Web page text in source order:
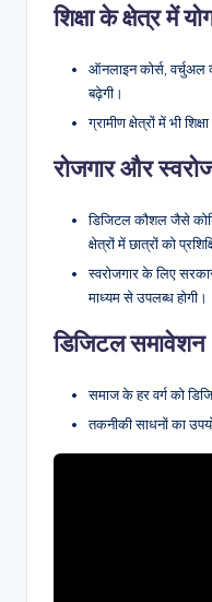
शिक्षा के क्षेत्र में
ऑनलाइन कोर्स,
बढ़ेगी।
ग्रामीण क्षेत्रों में भी
रोजगार और
डिजिटल कौशल जैसे
क्षेत्रों में छात्रों को
स्वरोजगार के लिए
माध्यम से उपलब्ध होगी।
डिजिटल समावेशन
समाज के हर वर्ग को
तकनीकी साधनों का